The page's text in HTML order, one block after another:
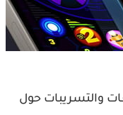
والتسريبات حول